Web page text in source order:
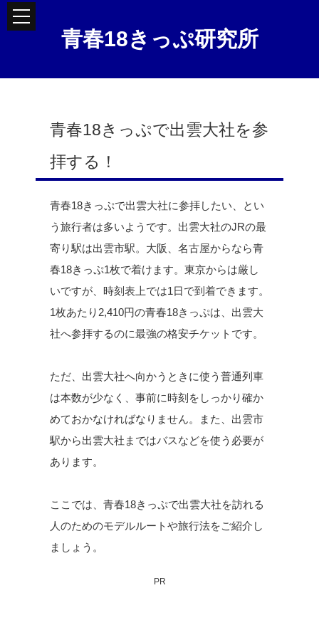
青春18きっぷ研究所
青春18きっぷで出雲大社を参
拝する！
青春18きっぷで出雲大社に参拝したい、とい
う旅行者は多いようです。出雲大社のJRの最
寄り駅は出雲市駅。大阪、名古屋からなら青
春18きっぷ1枚で着けます。東京からは厳し
いですが、時刻表上では1日で到着できます。
1枚あたり2,410円の青春18きっぷは、出雲大
社へ参拝するのに最強の格安チケットです。
ただ、出雲大社へ向かうときに使う普通列車
は本数が少なく、事前に時刻をしっかり確か
めておかなければなりません。また、出雲市
駅から出雲大社まではバスなどを使う必要が
あります。
ここでは、青春18きっぷで出雲大社を訪れる
人のためのモデルルートや旅行法をご紹介し
ましょう。
PR